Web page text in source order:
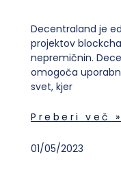
Decentraland je
projektov
nepremičnin.
omogoča
svet, kjer
Preberi več »
01/05/2023